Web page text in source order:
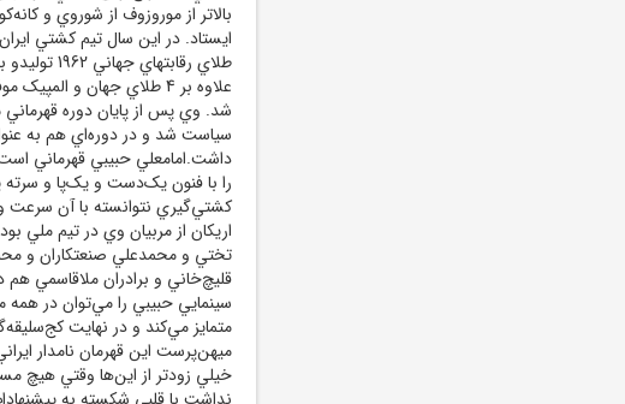
بالاتر از موروزوف از شوروي و
ايستاد. در اين سال تيم کشتي
طلاي
شد. وي پس از پايان دوره
سياست شد و در دوره‌اي هم به
داشت.امامعلي حبيبي قهرماني است
کشتي‌گيري نتوانسته با آن سرعت و
اريکان از مربيان وي در تيم ملي
تختي و محمدعلي صنعتکاران و
قليچ‌خاني و برادران ملاقاسمي
سينمايي حبيبي را مي‌توان در همه
متمايز مي‌کند و در نهايت
خيلي زودتر از اين‌ها وقتي هيچ